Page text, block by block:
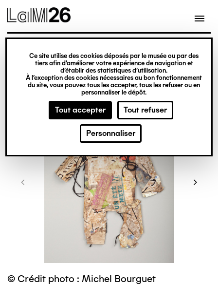
Gestion des cookies
Ce site utilise des cookies déposés par le musée ou par des
tiers afin d’améliorer votre expérience de navigation et
d’établir des statistiques d’utilisation.
À l’exception des cookies nécessaires au bon fonctionnement
du site, vous pouvez tous les accepter, tous les refuser ou en
personnaliser le dépôt.
Tout accepter Tout refuser
Personnaliser
contenu
© Crédit photo : Michel Bourguet